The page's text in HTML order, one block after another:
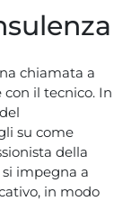
chiamata a
con il tecnico. In
su come
della
impegna a
in modo